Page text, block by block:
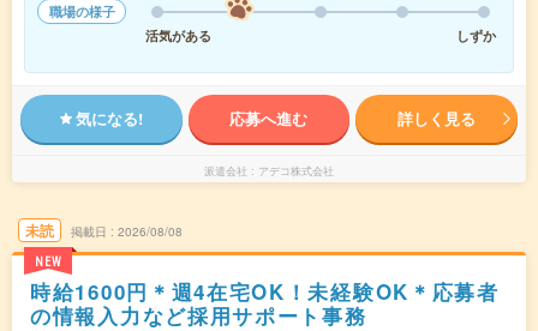
職場の様子
活気がある
しずか
気になる! 応募へ進む 詳しく見る
派遣会社 アデコ株式会社
未読
NEW
掲載日 2026/08/08
時給1600円＊週4在宅OK！未経験OK＊応募者
の情報入力など採用サポート事務